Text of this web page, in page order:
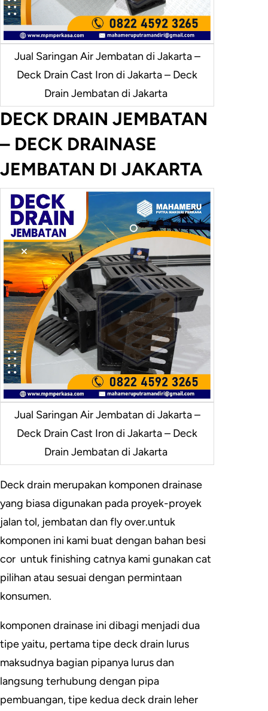
Jual Saringan Air Jembatan di Jakarta –
Deck Drain Cast Iron di Jakarta – Deck
Drain Jembatan di Jakarta
DECK DRAIN JEMBATAN
– DECK DRAINASE
JEMBATAN DI JAKARTA
Jual Saringan Air Jembatan di Jakarta –
Deck Drain Cast Iron di Jakarta – Deck
Drain Jembatan di Jakarta
Deck drain merupakan komponen drainase
yang biasa digunakan pada proyek-proyek
jalan tol, jembatan dan fly over.untuk
komponen ini kami buat dengan bahan besi
cor untuk finishing catnya kami gunakan cat
pilihan atau sesuai dengan permintaan
konsumen.
komponen drainase ini dibagi menjadi dua
tipe yaitu, pertama tipe deck drain lurus
maksudnya bagian pipanya lurus dan
langsung terhubung dengan pipa
pembuangan, tipe kedua deck drain leher